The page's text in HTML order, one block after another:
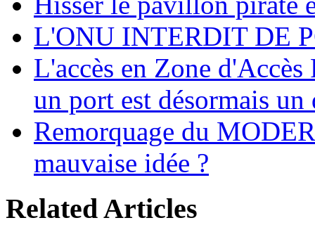
L'ONU INTERDIT DE
L'accès en Zone
un port est désormais un
Remorquage du
mauvaise idée ?
Related Articles